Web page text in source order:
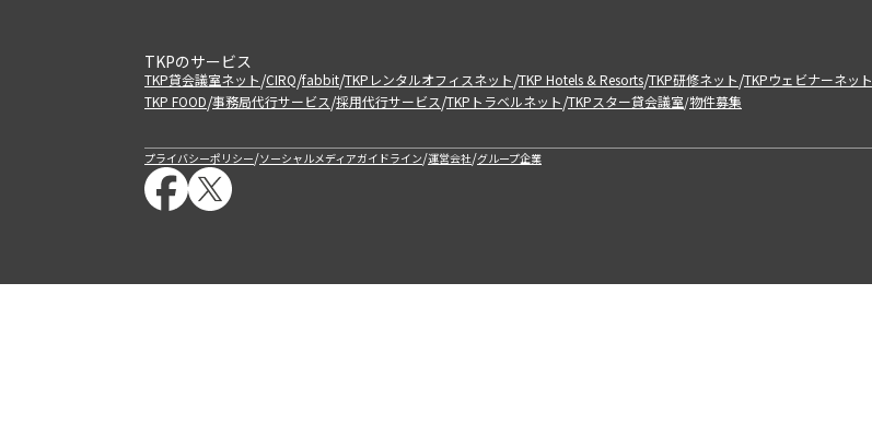
TKPのサービス
TKP貸会議室ネット/CIRQ/fabbit/TKPレンタルオフィスネット/TKP Hotels & Resorts/TKP研修ネット/TKPウェビナーネット
TKP FOOD/事務局代行サービス/採用代行サービス/TKPトラベルネット/TKPスター貸会議室/物件募集
プライバシーポリシー/ソーシャルメディアガイドライン/運営会社/グループ企業